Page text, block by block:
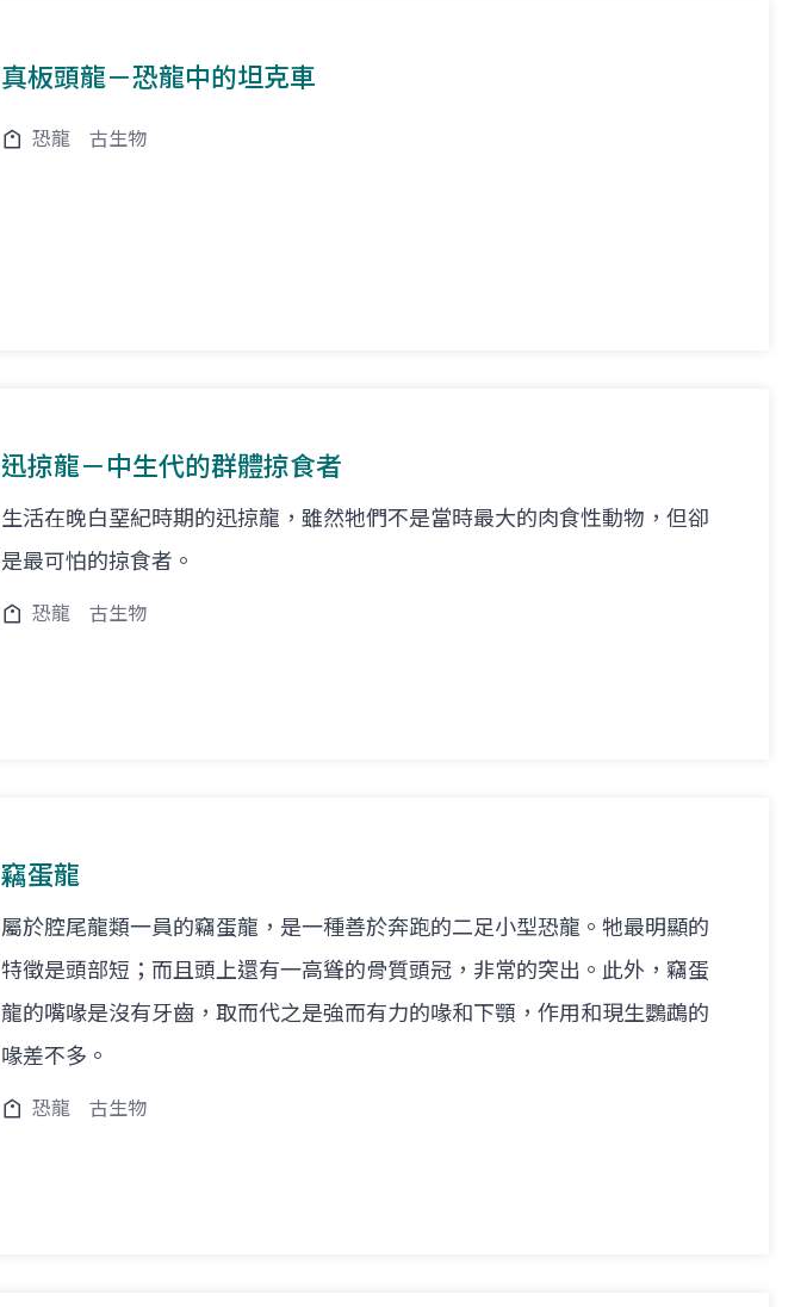
真板頭龍－恐龍中的坦克車
恐龍 古生物
迅掠龍－中生代的群體掠食者
生活在晚白堊紀時期的迅掠龍，雖然牠們不是當時最大的肉食性動物，但卻
是最可怕的掠食者。
恐龍 古生物
竊蛋龍
屬於腔尾龍類一員的竊蛋龍，是一種善於奔跑的二足小型恐龍。牠最明顯的
特徵是頭部短；而且頭上還有一高聳的骨質頭冠，非常的突出。此外，竊蛋
龍的嘴喙是沒有牙齒，取而代之是強而有力的喙和下顎，作用和現生鸚鵡的
喙差不多。
恐龍 古生物